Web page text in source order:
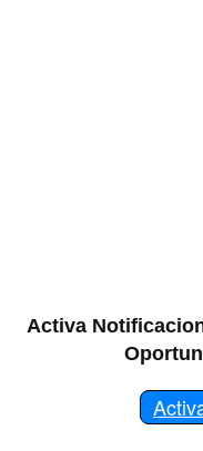
Activa